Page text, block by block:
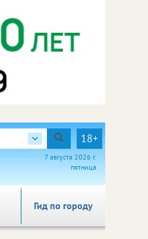
18+
7 августа 2026 г.
пятница
Гид по городу